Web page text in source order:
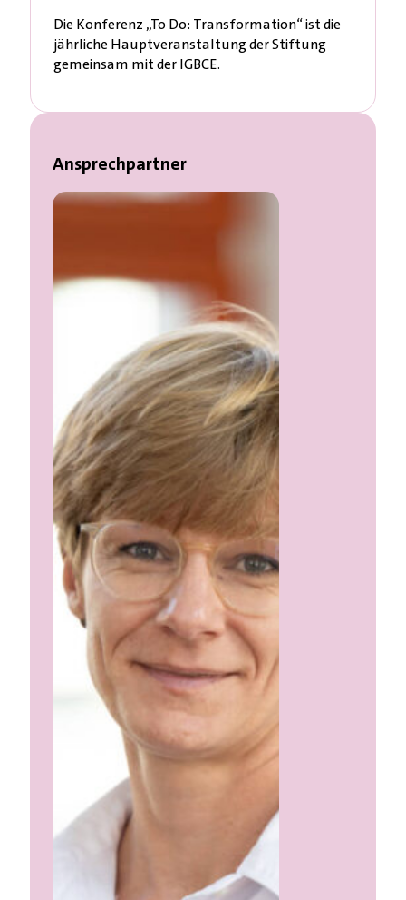
Die Konferenz „To Do: Transformation“ ist die
jährliche Hauptveranstaltung der Stiftung
gemeinsam mit der IGBCE.
Ansprechpartner